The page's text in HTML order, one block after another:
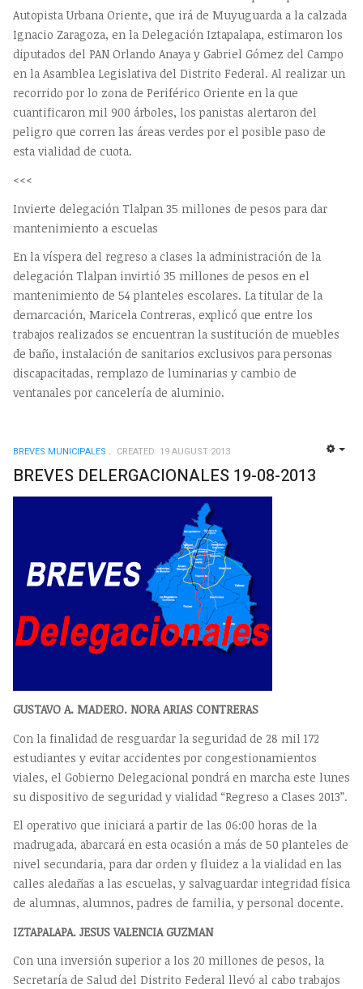
Autopista Urbana Oriente, que irá de Muyuguarda a la calzada
Ignacio Zaragoza, en la Delegación Iztapalapa, estimaron los
diputados del PAN Orlando Anaya y Gabriel Gómez del Campo
en la Asamblea Legislativa del Distrito Federal. Al realizar un
recorrido por lo zona de Periférico Oriente en la que
cuantificaron mil 900 árboles, los panistas alertaron del
peligro que corren las áreas verdes por el posible paso de
esta vialidad de cuota.
<<<
Invierte delegación Tlalpan 35 millones de pesos para dar
mantenimiento a escuelas
En la víspera del regreso a clases la administración de la
delegación Tlalpan invirtió 35 millones de pesos en el
mantenimiento de 54 planteles escolares. La titular de la
demarcación, Maricela Contreras, explicó que entre los
trabajos realizados se encuentran la sustitución de muebles
de baño, instalación de sanitarios exclusivos para personas
discapacitadas, remplazo de luminarias y cambio de
ventanales por cancelería de aluminio.
BREVES MUNICIPALES CREATED: 19 AUGUST 2013
BREVES DELERGACIONALES 19-08-2013
GUSTAVO A. MADERO. NORA ARIAS CONTRERAS
Con la finalidad de resguardar la seguridad de 28 mil 172
estudiantes y evitar accidentes por congestionamientos
viales, el Gobierno Delegacional pondrá en marcha este lunes
su dispositivo de seguridad y vialidad “Regreso a Clases 2013”.
El operativo que iniciará a partir de las 06:00 horas de la
madrugada, abarcará en esta ocasión a más de 50 planteles de
nivel secundaria, para dar orden y fluidez a la vialidad en las
calles aledañas a las escuelas, y salvaguardar integridad física
de alumnas, alumnos, padres de familia, y personal docente.
IZTAPALAPA. JESUS VALENCIA GUZMAN
Con una inversión superior a los 20 millones de pesos, la
Secretaría de Salud del Distrito Federal llevó al cabo trabajos